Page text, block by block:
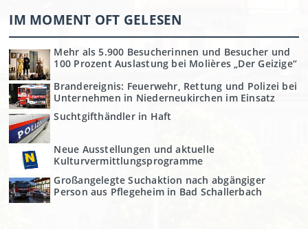
IM MOMENT OFT GELESEN
Mehr als 5.900 Besucherinnen und Besucher und
100 Prozent Auslastung bei Molières „Der Geizige“
Brandereignis: Feuerwehr, Rettung und Polizei bei
Unternehmen in Niederneukirchen im Einsatz
Suchtgifthändler in Haft
Neue Ausstellungen und aktuelle
Kulturvermittlungsprogramme
Großangelegte Suchaktion nach abgängiger
Person aus Pflegeheim in Bad Schallerbach